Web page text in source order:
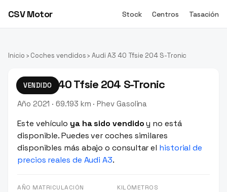
CSV Motor Stock Centros Tasación
Inicio › Coches vendidos› Audi A3 40 Tfsie 204 S-Tronic
VENDIDO
Audi A3 40 Tfsie 204 S-Tronic
Año 2021 · 69.193 km · Phev Gasolina
Este vehículo ya ha sido vendidoy no está
disponible. Puedes ver coches similares
disponibles más abajo o consultar el historial de
precios reales de Audi A3.
AÑO MATRICULACIÓN KILÓMETROS